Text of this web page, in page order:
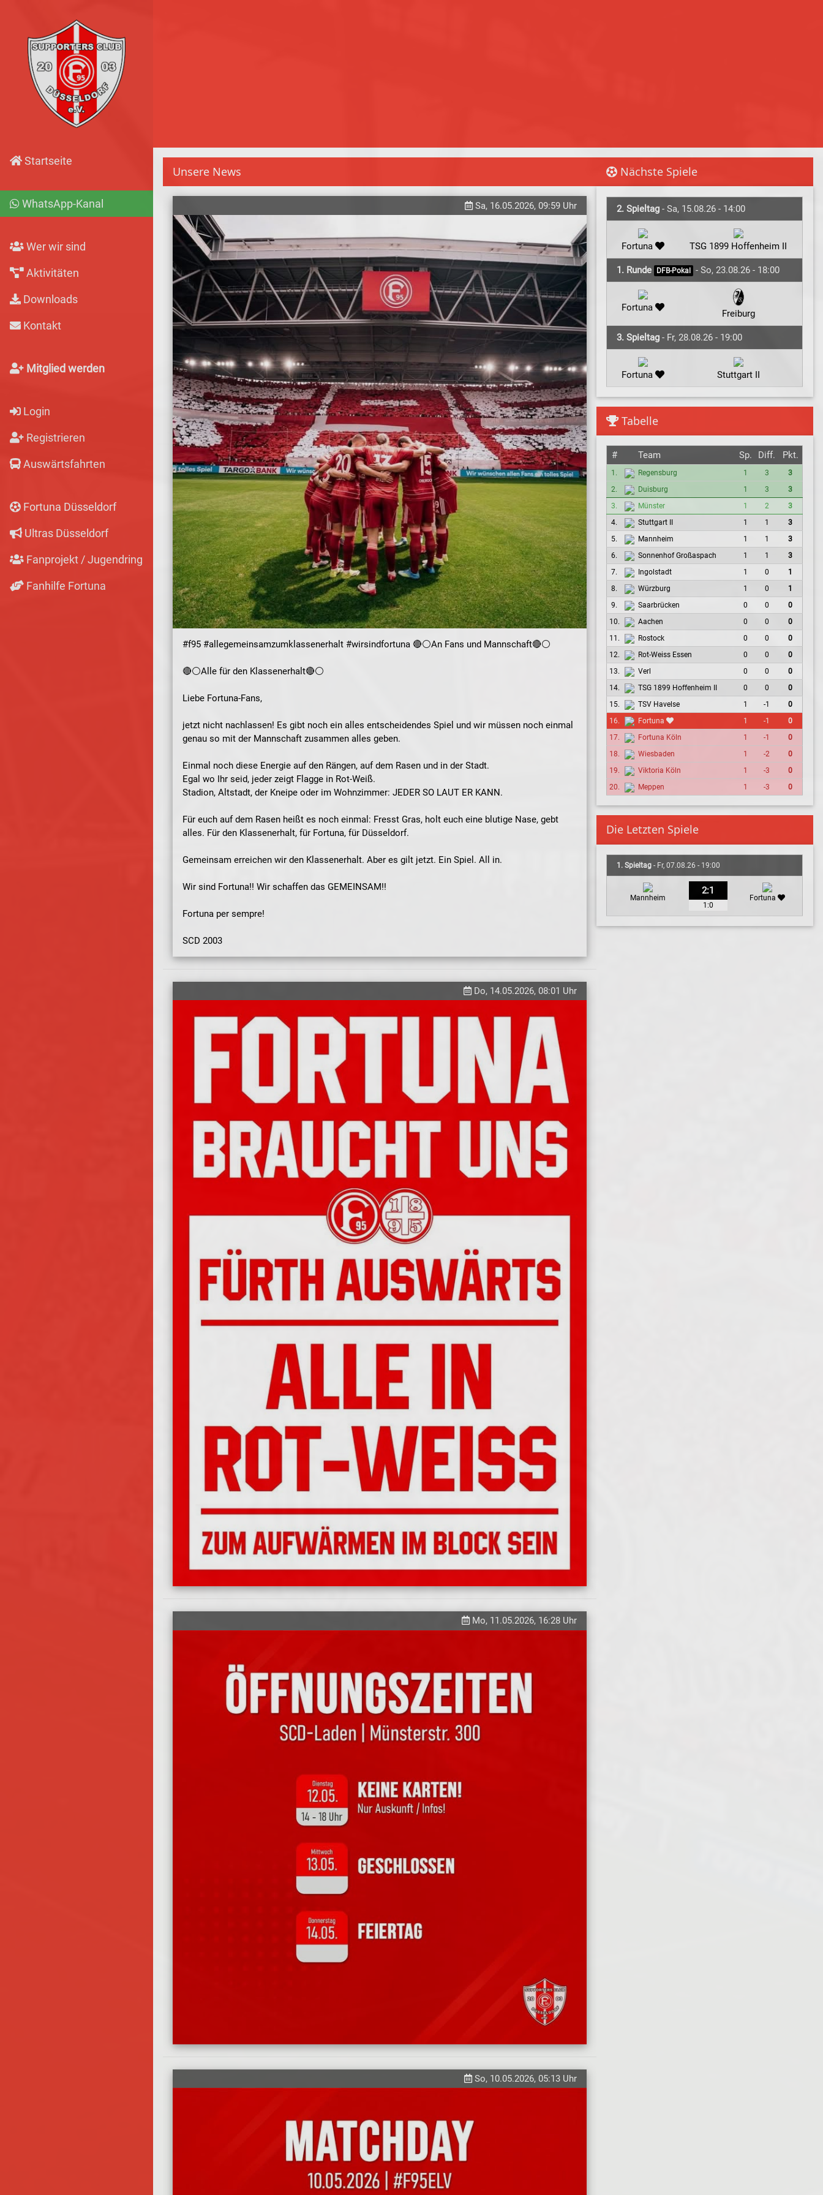
Startseite
WhatsApp-Kanal
Wer wir sind
Aktivitäten
Downloads
Kontakt
Mitglied werden
Login
Registrieren
Auswärtsfahrten
Fortuna Düsseldorf
Ultras Düsseldorf
Fanprojekt / Jugendring
Fanhilfe Fortuna
Unsere News
Sa, 16.05.2026, 09:59 Uhr
#f95 #allegemeinsamzumklassenerhalt #wirsindfortuna 🔴⚪️An Fans und Mannschaft🔴⚪️
🔴⚪️Alle für den Klassenerhalt🔴⚪️
Liebe Fortuna-Fans,
jetzt nicht nachlassen! Es gibt noch ein alles entscheidendes Spiel und wir müssen noch einmal
genau so mit der Mannschaft zusammen alles geben.
Einmal noch diese Energie auf den Rängen, auf dem Rasen und in der Stadt.
Egal wo Ihr seid, jeder zeigt Flagge in Rot-Weiß.
Stadion, Altstadt, der Kneipe oder im Wohnzimmer: JEDER SO LAUT ER KANN.
Für euch auf dem Rasen heißt es noch einmal: Fresst Gras, holt euch eine blutige Nase, gebt
alles. Für den Klassenerhalt, für Fortuna, für Düsseldorf.
Gemeinsam erreichen wir den Klassenerhalt. Aber es gilt jetzt. Ein Spiel. All in.
Wir sind Fortuna!! Wir schaffen das GEMEINSAM!!
Fortuna per sempre!
SCD 2003
Do, 14.05.2026, 08:01 Uhr
Mo, 11.05.2026, 16:28 Uhr
So, 10.05.2026, 05:13 Uhr
Nächste Spiele
2. Spieltag- Sa, 15.08.26 - 14:00
Fortuna TSG 1899 Hoffenheim II
1. Runde DFB-Pokal - So, 23.08.26 - 18:00
Fortuna
Freiburg
3. Spieltag- Fr, 28.08.26 - 19:00
Fortuna Stuttgart II
Tabelle
# Team Sp. Diff. Pkt.
1. Regensburg 1 3
3
2.
Duisburg 1 3
3
3.
Münster 1 2
3
4.
Stuttgart II 1 1
3
5.
Mannheim 1 1
3
6.
Sonnenhof Großaspach 1 1
3
7.
Ingolstadt 1 0
1
8.
Würzburg 1 0
1
9.
Saarbrücken 0 0
0
10.
Aachen 0 0
0
11.
Rostock 0 0
0
12.
Rot-Weiss Essen 0 0
0
13.
Verl 0 0
0
14.
TSG 1899 Hoffenheim II 0 0
0
15.
TSV Havelse 1 -1
0
16.
Fortuna 1 -1
0
17.
Fortuna Köln 1 -1
0
18.
Wiesbaden 1 -2
0
19.
Viktoria Köln 1 -3
0
20.
Meppen 1 -3 0
Die Letzten Spiele
1. Spieltag- Fr, 07.08.26 - 19:00
Mannheim
2:1
1:0
Fortuna